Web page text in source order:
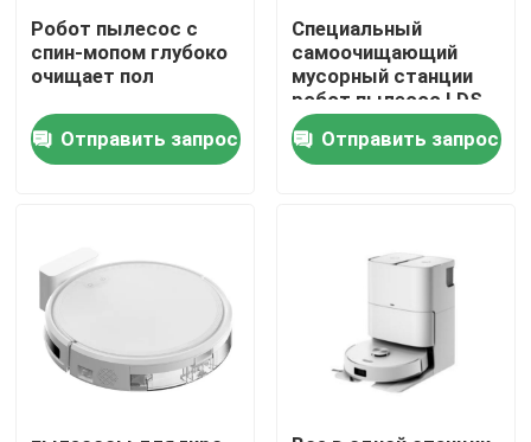
Путешествие фабрики
Проверка качества
пылесос робота
Мойщик окон робота
Робот пылесос с
спин-мопом глубоко
очищает пол
Отправить запрос
Специальный
самоочищающий
мусорный станции
робот пылесос LDS
самометание и
подметание
Отправить запрос